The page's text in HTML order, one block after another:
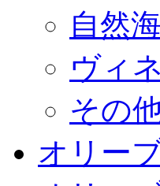
自然
ヴィ
その
オリー